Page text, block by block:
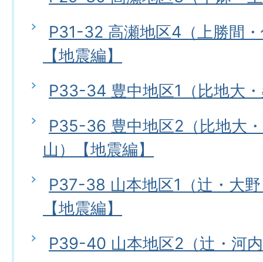
P31-32 高瀬地区4（上勝間
【地震編】
P33-34 豊中地区1（比地大
P35-36 豊中地区2（比地大
山）【地震編】
P37-38 山本地区1（辻・大
【地震編】
P39-40 山本地区2（辻・河